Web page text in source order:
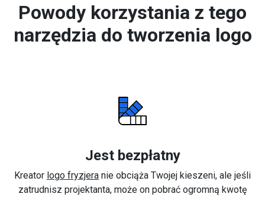
Powody korzystania z tego
narzędzia do tworzenia logo
Jest bezpłatny
Kreator logo fryzjera nie obciąża Twojej kieszeni, ale jeśli
zatrudnisz projektanta, może on pobrać ogromną kwotę